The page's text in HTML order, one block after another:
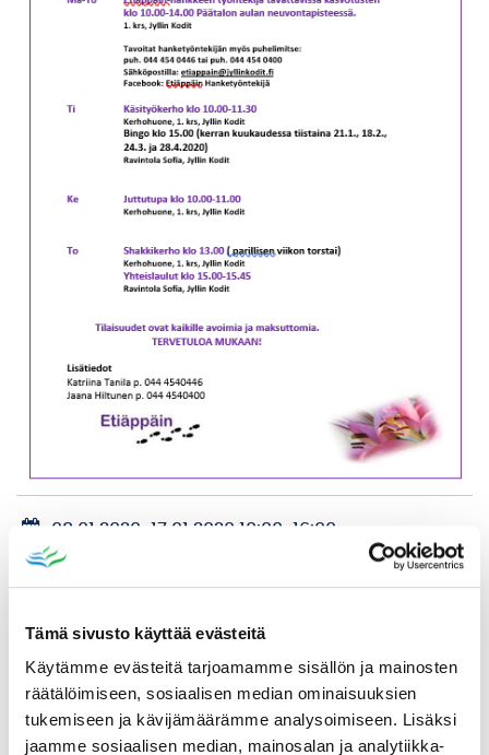
Tämä sivusto käyttää evästeitä
Käytämme evästeitä tarjoamamme sisällön ja mainosten
räätälöimiseen, sosiaalisen median ominaisuuksien
tukemiseen ja kävijämäärämme analysoimiseen. Lisäksi
jaamme sosiaalisen median, mainosalan ja analytiikka-
08.01.2020 17.01.2020 10:00
16:00
Jyllin Säätiö, Jyllinkatu 3, Ikaalinen
Katso myös